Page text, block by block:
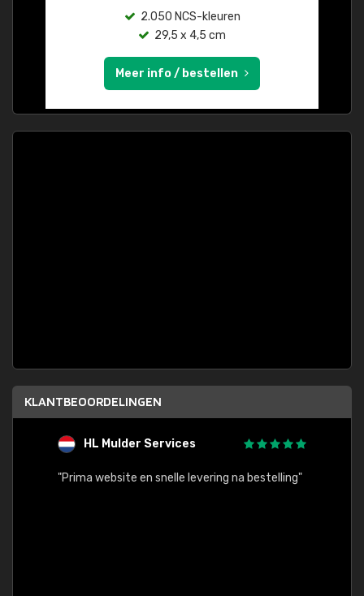
2.050 NCS-kleuren
29,5 x 4,5 cm
Meer info / bestellen
KLANTBEOORDELINGEN
HL Mulder Services
"Prima website en snelle levering na bestelling"